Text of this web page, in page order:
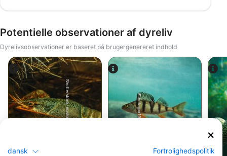
Potentielle observationer af dyreliv
Dyrelivsobservationer er baseret på brugergenereret indhold
Shutterstock-dushkovladimir iStock-jpa1999
dansk Fortrolighedspolitik